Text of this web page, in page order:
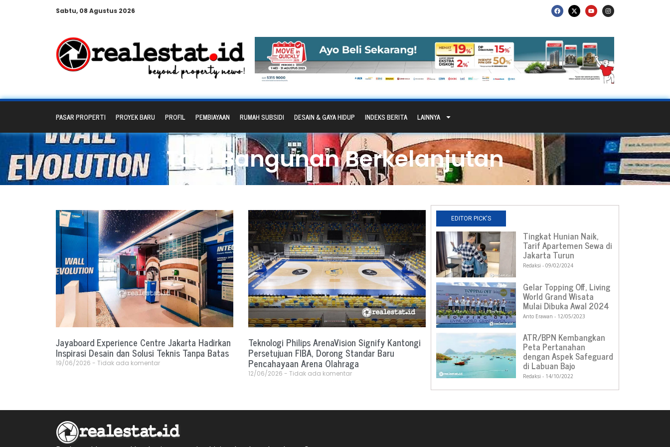
Sabtu, 08 Agustus 2026
PASAR PROPERTI PROYEK BARU PROFIL PEMBIAYAAN RUMAH SUBSIDI DESAIN & GAYA HIDUP INDEKS BERITA LAINNYA
Tag: Bangunan Berkelanjutan
Jayaboard Experience Centre Jakarta Hadirkan
Inspirasi Desain dan Solusi Teknis Tanpa Batas
19/06/2026 Tidak ada komentar
Teknologi Philips ArenaVision Signify Kantongi
Persetujuan FIBA, Dorong Standar Baru
Pencahayaan Arena Olahraga
12/06/2026 Tidak ada komentar
EDITOR PICK'S
Tingkat Hunian Naik,
Tarif Apartemen Sewa di
Jakarta Turun
Redaksi 09/02/2024
Gelar Topping Off, Living
World Grand Wisata
Mulai Dibuka Awal 2024
Anto Erawan 12/05/2023
ATR/BPN Kembangkan
Peta Pertanahan
dengan Aspek Safeguard
di Labuan Bajo
Redaksi 14/10/2022